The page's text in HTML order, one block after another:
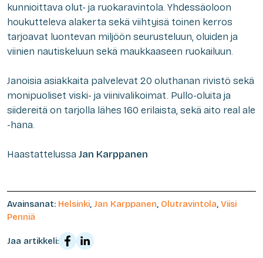
kunnioittava olut- ja ruokaravintola. Yhdessäoloon
houkutteleva alakerta sekä viihtyisä toinen kerros
tarjoavat luontevan miljöön seurusteluun, oluiden ja
viinien nautiskeluun sekä maukkaaseen ruokailuun.
Janoisia asiakkaita palvelevat 20 oluthanan rivistö sekä
monipuoliset viski- ja viinivalikoimat. Pullo-oluita ja
siidereitä on tarjolla lähes 160 erilaista, sekä aito real ale
-hana.
Haastattelussa Jan Karppanen
Avainsanat: Helsinki, Jan Karppanen, Olutravintola, Viisi
Penniä
Jaa artikkeli: